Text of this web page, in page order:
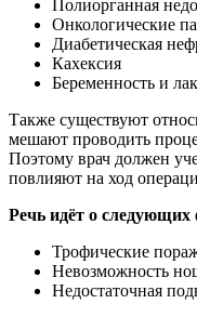
Полиорганная
Онкологические
Диабетическая
Кахексия
Беременность и
Также существуют
мешают проводить
Поэтому врач должен
повлияют на ход
Речь идёт о следующих
Трофические
Невозможность
Недостаточная